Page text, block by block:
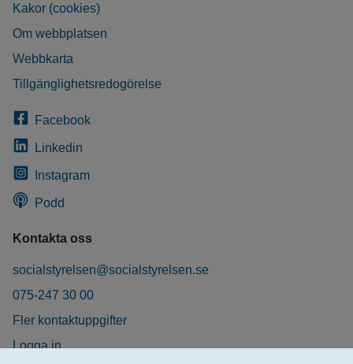
Kakor (cookies)
Om webbplatsen
Webbkarta
Tillgänglighetsredogörelse
Facebook
Linkedin
Instagram
Podd
Kontakta oss
socialstyrelsen@socialstyrelsen.se
075-247 30 00
Fler kontaktuppgifter
Logga in